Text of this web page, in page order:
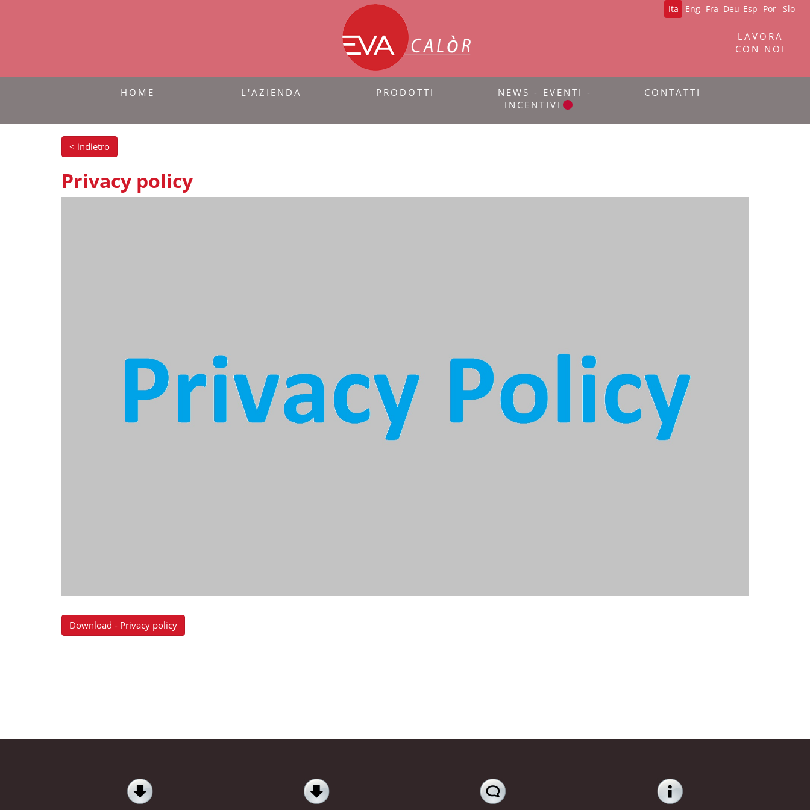
Ita Eng Fra Deu Esp Por Slo
LAVORA
CON NOI
HOME L'AZIENDA PRODOTTI
NEWS - EVENTI -
INCENTIVI
CONTATTI
< indietro
Privacy policy
Download - Privacy policy